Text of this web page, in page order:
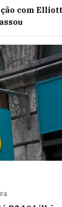
com Elliott